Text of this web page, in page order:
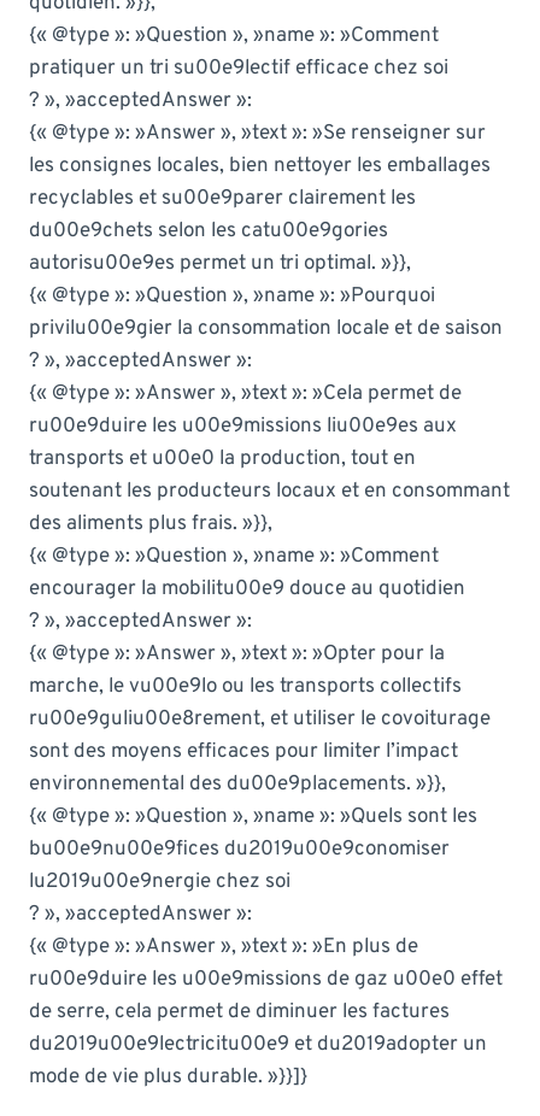
{« @type »: »Question », »name »: »Comment
pratiquer un tri su00e9lectif efficace chez soi
? », »acceptedAnswer »:
{« @type »: »Answer », »text »: »Se renseigner sur
les consignes locales, bien nettoyer les emballages
recyclables et su00e9parer clairement les
du00e9chets selon les catu00e9gories
autorisu00e9es permet un tri optimal. »}},
{« @type »: »Question », »name »: »Pourquoi
privilu00e9gier la consommation locale et de saison
? », »acceptedAnswer »:
{« @type »: »Answer », »text »: »Cela permet de
ru00e9duire les u00e9missions liu00e9es aux
transports et u00e0 la production, tout en
soutenant les producteurs locaux et en consommant
des aliments plus frais. »}},
{« @type »: »Question », »name »: »Comment
encourager la mobilitu00e9 douce au quotidien
? », »acceptedAnswer »:
{« @type »: »Answer », »text »: »Opter pour la
marche, le vu00e9lo ou les transports collectifs
ru00e9guliu00e8rement, et utiliser le covoiturage
sont des moyens efficaces pour limiter l’impact
environnemental des du00e9placements. »}},
{« @type »: »Question », »name »: »Quels sont les
bu00e9nu00e9fices du2019u00e9conomiser
lu2019u00e9nergie chez soi
? », »acceptedAnswer »:
{« @type »: »Answer », »text »: »En plus de
ru00e9duire les u00e9missions de gaz u00e0 effet
de serre, cela permet de diminuer les factures
du2019u00e9lectricitu00e9 et du2019adopter un
mode de vie plus durable. »}}]}